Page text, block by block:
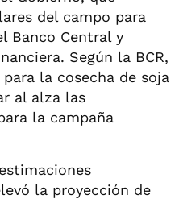
del campo para
Banco Central y
Según la BCR,
la cosecha de soja
al alza las
la campaña
la proyección de